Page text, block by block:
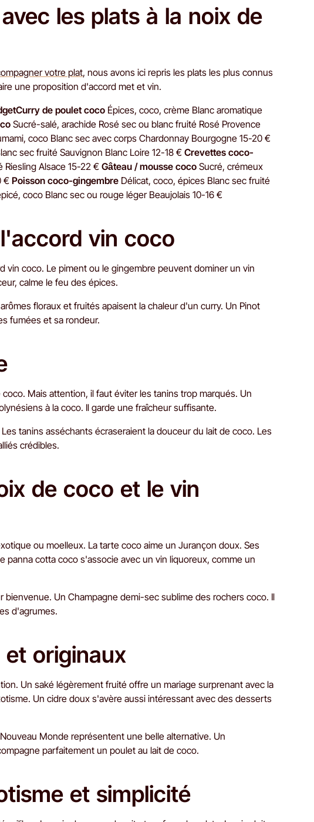
les plats à la noix de
votre plat, nous avons ici repris les plats les plus connus
une proposition d'accord met et vin.
de poulet cocoÉpices, coco, crème Blanc aromatique
Sucré-salé, arachide Rosé sec ou blanc fruité Rosé Provence
coco Blanc sec avec corps Chardonnay Bourgogne 15-20 €
sec fruité Sauvignon Blanc Loire 12-18 € Crevettes coco-
Alsace 15-22 €Gâteau / mousse cocoSucré, crémeux
€ Poisson coco-gingembreDélicat, coco, épices Blanc sec fruité
coco Blanc sec ou rouge léger Beaujolais 10-16 €
vin coco
vin coco. Le piment ou le gingembre peuvent dominer un vin
calme le feu des épices.
floraux et fruités apaisent la chaleur d'un curry. Un Pinot
fumées et sa rondeur.
Mais attention, il faut éviter les tanins trop marqués. Un
à la coco. Il garde une fraîcheur suffisante.
tanins asséchants écraseraient la douceur du lait de coco. Les
crédibles.
de coco et le vin
ou moelleux. La tarte coco aime un Jurançon doux. Ses
cotta coco s'associe avec un vin liquoreux, comme un
Un Champagne demi-sec sublime des rochers coco. Il
d'agrumes.
originaux
Un saké légèrement fruité offre un mariage surprenant avec la
Un cidre doux s'avère aussi intéressant avec des desserts
Monde représentent une belle alternative. Un
parfaitement un poulet au lait de coco.
et simplicité